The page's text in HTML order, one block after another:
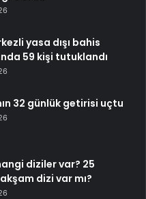
yasa dışı bahis
59 kişi tutuklandı
32 günlük getirisi uçtu
diziler var? 25
dizi var mı?